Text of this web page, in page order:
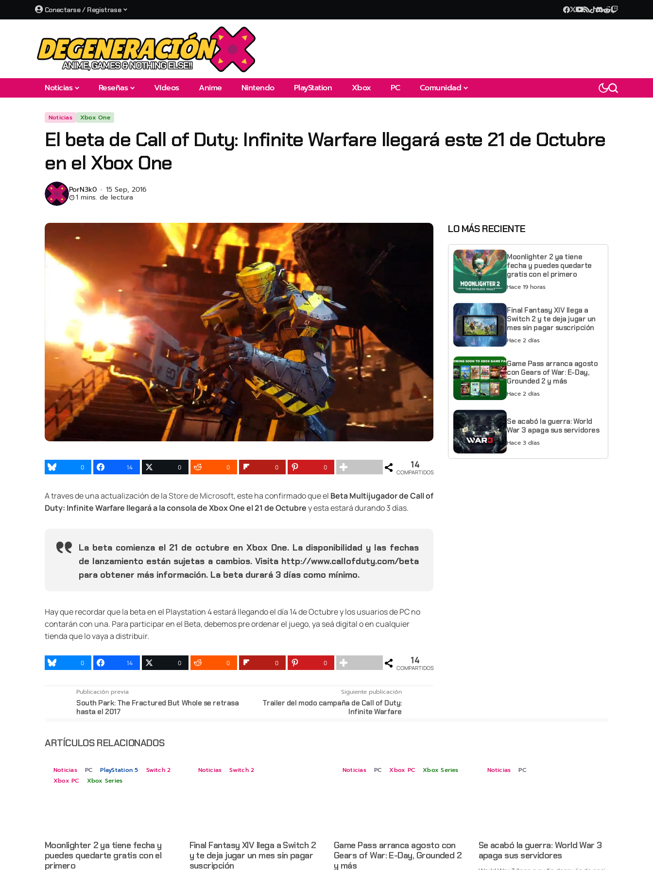
Conectarse / Registrase
Noticias Reseñas Vídeos Anime Nintendo PlayStation Xbox PC Comunidad
Noticias Xbox One
El beta de Call of Duty: Infinite Warfare llegará este 21 de Octubre
en el Xbox One
PorN3k0 15 Sep, 2016
1 mins. de lectura
0 14 0 0 0 0 14
COMPARTIDOS
A traves de una actualización de laStore de Microsoft, este ha confirmado que el Beta Multijugador de Call of
Duty: Infinite Warfare llegará a la consola de Xbox One el 21 de Octubrey esta estará durando 3 días.
La beta comienza el 21 de octubre en Xbox One. La disponibilidad y las fechas
de lanzamiento están sujetas a cambios. Visita http://www.callofduty.com/beta
para obtener más información. La beta durará 3 días como mínimo.
Hay que recordar que la beta en el Playstation 4 estará llegando el día 14 de Octubre y los usuarios de PC no
contarán con una. Para participar en el Beta, debemos pre ordenar el juego, ya seá digital o en cualquier
tienda que lo vaya a distribuir.
0 14 0 0 0 0 14
COMPARTIDOS
Publicación previa
South Park: The Fractured But Whole se retrasa
hasta el 2017
Siguiente publicación
Trailer del modo campaña de Call of Duty:
Infinite Warfare
LO MÁS RECIENTE
Moonlighter 2 ya tiene
fecha y puedes quedarte
gratis con el primero
Hace 19 horas
Final Fantasy XIV llega a
Switch 2 y te deja jugar un
mes sin pagar suscripción
Hace 2 días
Game Pass arranca agosto
con Gears of War: E-Day,
Grounded 2 y más
Hace 2 días
Se acabó la guerra: World
War 3 apaga sus servidores
Hace 3 días
ARTÍCULOS RELACIONADOS
Noticias PC PlayStation 5
Switch 2
Xbox PC
Xbox Series
Moonlighter 2 ya tiene fecha y
puedes quedarte gratis con el
primero
Noticias Switch 2
Final Fantasy XIV llega a Switch 2
y te deja jugar un mes sin pagar
suscripción
Noticias PC Xbox PC Xbox Series
Game Pass arranca agosto con
Gears of War: E-Day, Grounded 2
y más
Noticias PC
Se acabó la guerra: World War 3
apaga sus servidores